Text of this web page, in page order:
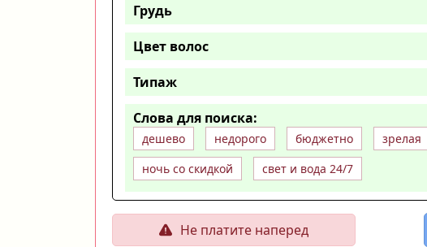
Грудь
Цвет волос
Типаж
Слова для поиска:
дешево недорого бюджетно зрелая
ночь со скидкой
свет и вода 24/7
Не платите наперед